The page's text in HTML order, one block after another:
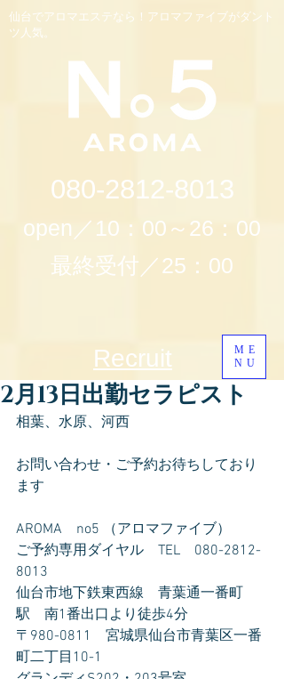
仙台でアロマエステなら！アロマファイブがダント
ツ人気。
080-2812-8013
open／10：00～26：00
最終受付／25：00
ME
NU
Recruit
2月13日出勤セラピスト
相葉、水原、河西
お問い合わせ・ご予約お待ちしており
ます
AROMA　no5 （アロマファイブ）
ご予約専用ダイヤル　TEL　080-2812-
8013
仙台市地下鉄東西線　青葉通一番町
駅　南1番出口より徒歩4分
〒980-0811　宮城県仙台市青葉区一番
町二丁目10-1